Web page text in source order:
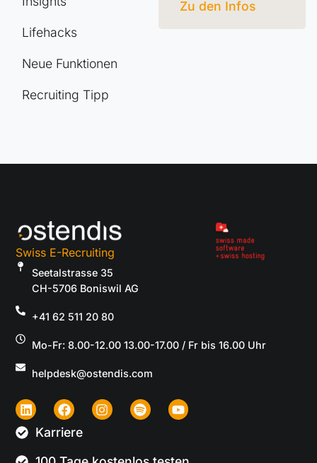
Lifehacks
Neue Funktionen
Recruiting Tipp
Zu den Infos
Swiss E-Recruiting
Seetalstrasse 35
CH-5706 Boniswil AG
+41 62 511 20 80
Mo-Fr: 8.00-12.00 13.00-17.00 / Fr bis 16.00 Uhr
helpdesk@ostendis.com
Karriere